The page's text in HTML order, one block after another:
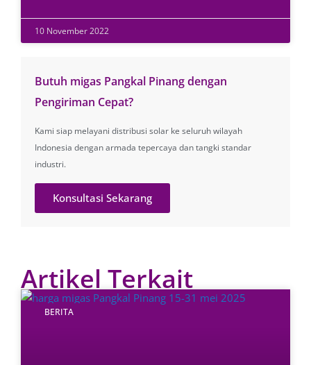
10 November 2022
Butuh migas Pangkal Pinang dengan
Pengiriman Cepat?
Kami siap melayani distribusi solar ke seluruh wilayah
Indonesia dengan armada tepercaya dan tangki standar
industri.
Konsultasi Sekarang
Artikel Terkait
BERITA